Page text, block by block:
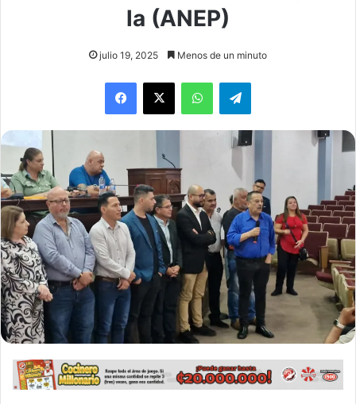
la (ANEP)
julio 19, 2025 Menos de un minuto
WhatsAppTelegram